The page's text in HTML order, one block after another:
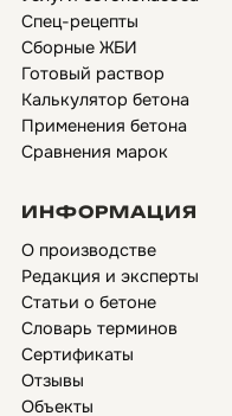
Спец-рецепты
Сборные ЖБИ
Готовый раствор
Калькулятор бетона
Применения бетона
Сравнения марок
ИНФОРМАЦИЯ
О производстве
Редакция и эксперты
Статьи о бетоне
Словарь терминов
Сертификаты
Отзывы
Объекты